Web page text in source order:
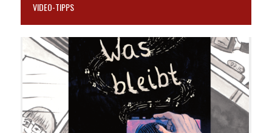
VIDEO-TIPPS